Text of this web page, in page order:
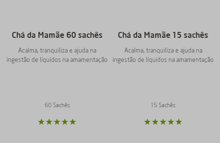
Chá da Mamãe 60 sachês
Acalma, tranquiliza e ajuda na
ingestão de líquidos na amamentação
60 Sachês
★★★★★
Chá da Mamãe 15 sachês
Acalma, tranquiliza e ajuda na
ingestão de líquidos na amamentação
15 Sachês
★★★★★